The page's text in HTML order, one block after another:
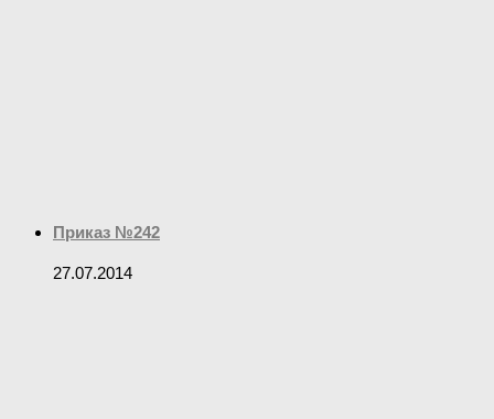
Приказ №242
27.07.2014